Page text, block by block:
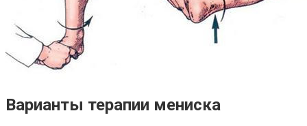
Варианты терапии мениска